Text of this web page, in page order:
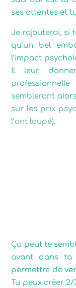
ses attentes et
Je rajouterai, si
qu’un bel
l’impact
Il leur
sembleront
sur les prix
l’ont loupé).
Ça peut te
avant dans ta
permettre de
Tu peux créer